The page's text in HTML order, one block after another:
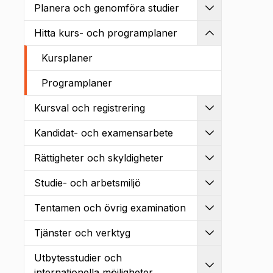
Planera och genomföra studier
Hitta kurs- och programplaner
Kursplaner
Programplaner
Kursval och registrering
Kandidat- och examensarbete
Rättigheter och skyldigheter
Studie- och arbetsmiljö
Tentamen och övrig examination
Tjänster och verktyg
Utbytesstudier och